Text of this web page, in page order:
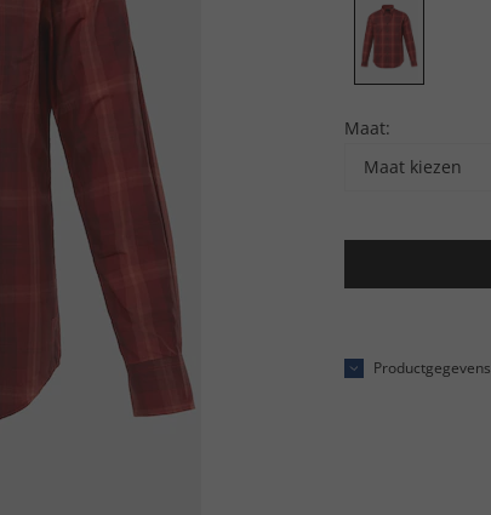
Maat:
Maat kiezen
Productgegevens